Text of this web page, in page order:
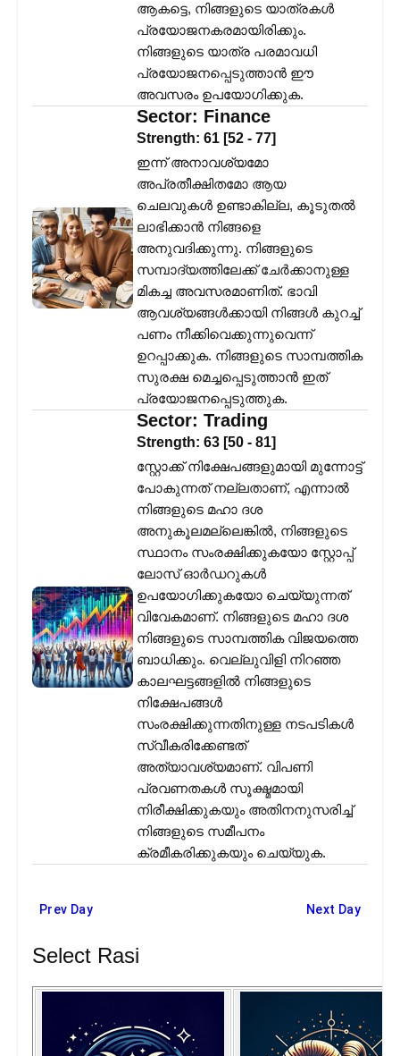
ആകട്ടെ, നിങ്ങളുടെ യാത്രകൾ
പ്രയോജനകരമായിരിക്കും.
നിങ്ങളുടെ യാത്ര പരമാവധി
പ്രയോജനപ്പെടുത്താൻ ഈ
അവസരം ഉപയോഗിക്കുക.
Sector: Finance
Strength: 61 [52 - 77]
ഇന്ന് അനാവശ്യമോ
അപ്രതീക്ഷിതമോ ആയ
ചെലവുകൾ ഉണ്ടാകില്ല, കൂടുതൽ
ലാഭിക്കാൻ നിങ്ങളെ
അനുവദിക്കുന്നു. നിങ്ങളുടെ
സമ്പാദ്യത്തിലേക്ക് ചേർക്കാനുള്ള
മികച്ച അവസരമാണിത്. ഭാവി
ആവശ്യങ്ങൾക്കായി നിങ്ങൾ കുറച്ച്
പണം നീക്കിവെക്കുന്നുവെന്ന്
ഉറപ്പാക്കുക. നിങ്ങളുടെ സാമ്പത്തിക
സുരക്ഷ മെച്ചപ്പെടുത്താൻ ഇത്
പ്രയോജനപ്പെടുത്തുക.
Sector: Trading
Strength: 63 [50 - 81]
സ്റ്റോക്ക് നിക്ഷേപങ്ങളുമായി മുന്നോട്ട്
പോകുന്നത് നല്ലതാണ്, എന്നാൽ
നിങ്ങളുടെ മഹാ ദശ
അനുകൂലമല്ലെങ്കിൽ, നിങ്ങളുടെ
സ്ഥാനം സംരക്ഷിക്കുകയോ സ്റ്റോപ്പ്
ലോസ് ഓർഡറുകൾ
ഉപയോഗിക്കുകയോ ചെയ്യുന്നത്
വിവേകമാണ്. നിങ്ങളുടെ മഹാ ദശ
നിങ്ങളുടെ സാമ്പത്തിക വിജയത്തെ
ബാധിക്കും. വെല്ലുവിളി നിറഞ്ഞ
കാലഘട്ടങ്ങളിൽ നിങ്ങളുടെ
നിക്ഷേപങ്ങൾ
സംരക്ഷിക്കുന്നതിനുള്ള നടപടികൾ
സ്വീകരിക്കേണ്ടത്
അത്യാവശ്യമാണ്. വിപണി
പ്രവണതകൾ സൂക്ഷ്മമായി
നിരീക്ഷിക്കുകയും അതിനനുസരിച്ച്
നിങ്ങളുടെ സമീപനം
ക്രമീകരിക്കുകയും ചെയ്യുക.
Prev Day Next Day
Select Rasi